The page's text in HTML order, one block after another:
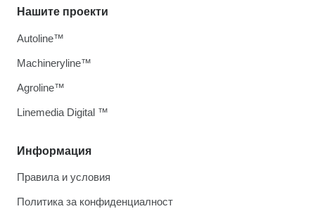
Информация
Правила и условия
Политика за конфиденциалност
Нашите проекти
Autoline™
Machineryline™
Agroline™
Linemedia Digital ™